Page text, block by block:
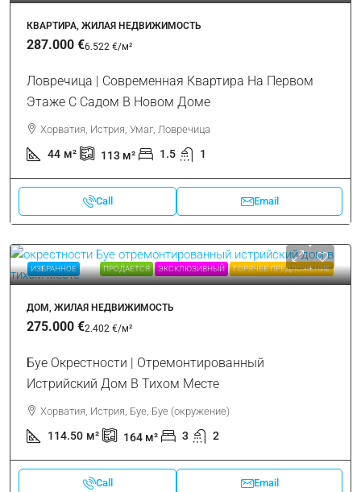
КВАРТИРА, ЖИЛАЯ НЕДВИЖИМОСТЬ
287.000 €6.522 €/м²
Ловречица | Современная Квартира На Первом
Этаже С Садом В Новом Доме
Хорватия, Истрия, Умаг, Ловречица
44 м² 113 м² 1.5 1
Call Email
ИЗБРАННОЕ ПРОДАЕТСЯ ЭКСКЛЮЗИВНЫЙ ГОРЯЧЕЕ ПРЕДЛОЖЕНИЕ
ДОМ, ЖИЛАЯ НЕДВИЖИМОСТЬ
275.000 €2.402 €/м²
Буе Окрестности | Отремонтированный
Истрийский Дом В Тихом Месте
Хорватия, Истрия, Буе, Буе (окружение)
114.50 м² 164 м² 3 2
Call Email